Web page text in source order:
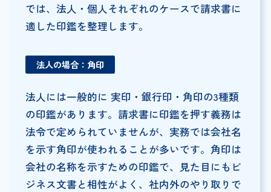
では、法人・個人それぞれのケースで請求書に
適した印鑑を整理します。
法人の場合：角印
法人には一般的に 実印・銀行印・角印の3種類
の印鑑があります。請求書に印鑑を押す義務は
法令で定められていませんが、実務では会社名
を示す角印が使われることが多いです。角印は
会社の名称を示すための印鑑で、見た目にもビ
ジネス文書と相性がよく、社内外のやり取りで